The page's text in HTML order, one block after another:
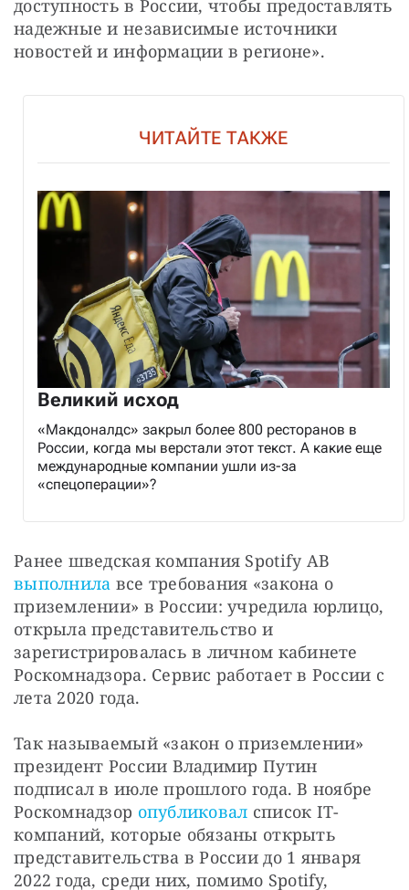
доступность в России, чтобы предоставлять
надежные и независимые источники
новостей и информации в регионе».
ЧИТАЙТЕ ТАКЖЕ
Великий исход
«Макдоналдс» закрыл более 800 ресторанов в
России, когда мы верстали этот текст. А какие еще
международные компании ушли из-за
«спецоперации»?
выполнила все требования «закона о
приземлении» в России: учредила юрлицо,
открыла представительство и
зарегистрировалась в личном кабинете
Роскомнадзора. Сервис работает в России с
лета 2020 года.
Так называемый «закон о приземлении»
президент России Владимир Путин
подписал в июле прошлого года. В ноябре
Роскомнадзор опубликовал список IT-
компаний, которые обязаны открыть
представительства в России до 1 января
2022 года, среди них, помимо Spotify,